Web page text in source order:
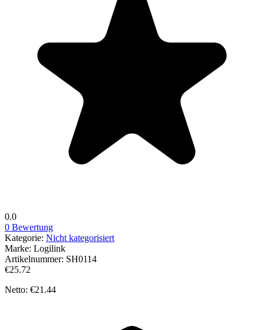
0.0
0 Bewertung
Kategorie: Nicht kategorisiert
Marke: Logilink
Artikelnummer: SH0114
€25.72
Netto: €21.44